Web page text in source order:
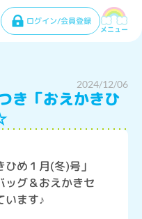
ログイン/会員登録
メニュー
2024/12/06
き「おえかきひ
め１月(冬)号」
ッグ＆おえかきセ
います♪